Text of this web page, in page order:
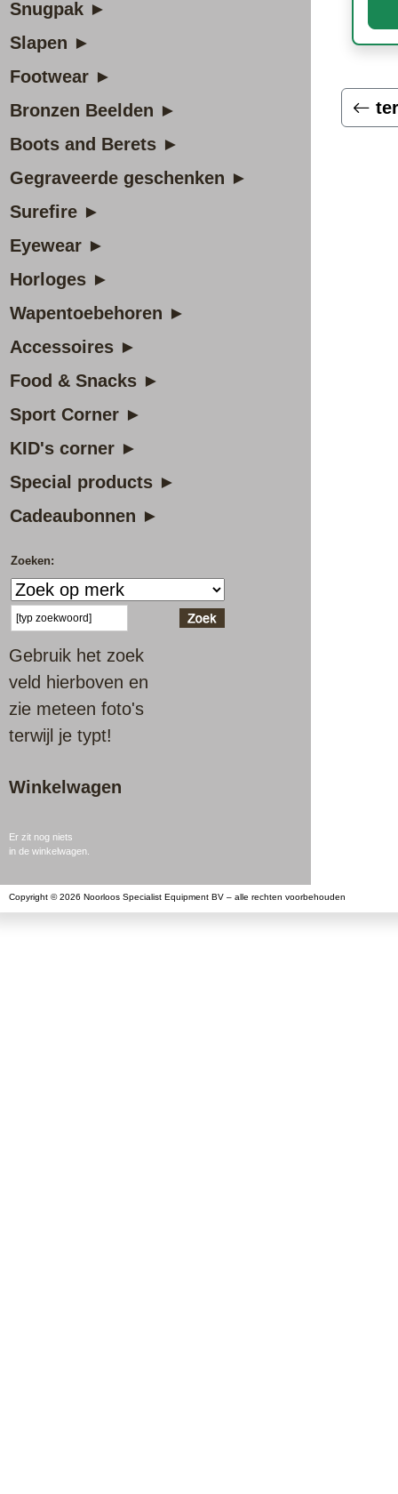
Snugpak ►
Slapen ►
Footwear ►
Bronzen Beelden ►
Boots and Berets ►
Gegraveerde geschenken ►
Surefire ►
Eyewear ►
Horloges ►
Wapentoebehoren ►
Accessoires ►
Food & Snacks ►
Sport Corner ►
KID's corner ►
Special products ►
Cadeaubonnen ►
Zoeken:
Gebruik het zoek
veld hierboven en
zie meteen foto's
terwijl je typt!
Winkelwagen
Er zit nog niets
in de winkelwagen.
Copyright © 2026 Noorloos Specialist Equipment BV – alle rechten voorbehouden